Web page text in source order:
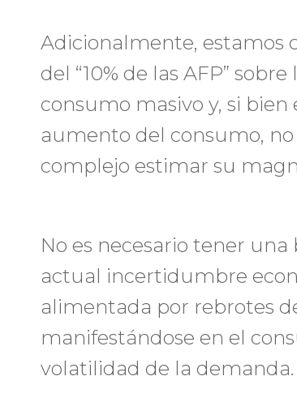
Adicionalmente, estamos
del “10% de las AFP”
consumo masivo y, si
aumento del consumo,
complejo estimar su
No es necesario tener
actual incertidumbre
alimentada por rebrotes
manifestándose en el
volatilidad de la demanda.